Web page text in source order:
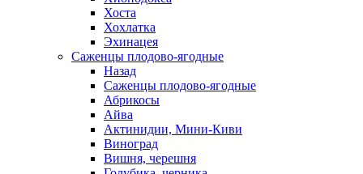
Хоста
Хохлатка
Эхинацея
Саженцы плодово-ягодные
Назад
Саженцы плодово-ягодные
Абрикосы
Айва
Актинидии, Мини-Киви
Виноград
Вишня, черешня